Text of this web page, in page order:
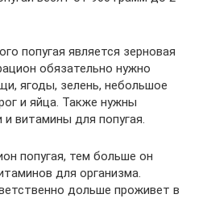
попугая является зерновая
обязательно нужно
ягоды, зелень, небольшое
и яйца. Также нужны
витамины для попугая.
попугая, тем больше он
для организма.
дольше проживет в